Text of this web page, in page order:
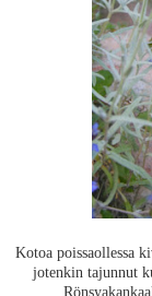
Kotoa poissaollessa
jotenkin tajunnut